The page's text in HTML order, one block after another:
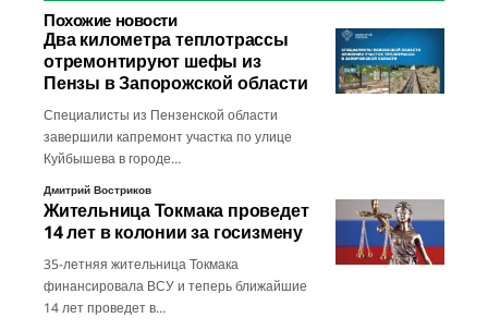
Похожие новости
Два километра теплотрассы
отремонтируют шефы из
Пензы в Запорожской области
Специалисты из Пензенской области
завершили капремонт участка по улице
Куйбышева в городе…
Дмитрий Востриков
Жительница Токмака проведет
14 лет в колонии за госизмену
35-летняя жительница Токмака
финансировала ВСУ и теперь ближайшие
14 лет проведет в…